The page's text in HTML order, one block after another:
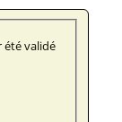
été validé